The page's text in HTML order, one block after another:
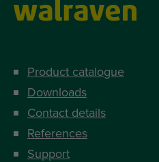
Product catalogue
Downloads
Contact details
References
Support